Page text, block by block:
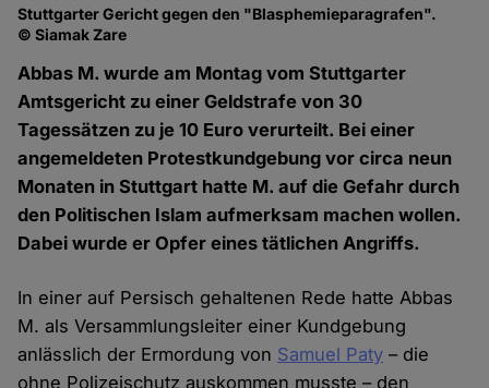
Stuttgarter Gericht gegen den "Blasphemieparagrafen".
© Siamak Zare
Abbas M. wurde am Montag vom Stuttgarter
Amtsgericht zu einer Geldstrafe von 30
Tagessätzen zu je 10 Euro verurteilt. Bei einer
angemeldeten Protestkundgebung vor circa neun
Monaten in Stuttgart hatte M. auf die Gefahr durch
den Politischen Islam aufmerksam machen wollen.
Dabei wurde er Opfer eines tätlichen Angriffs.
In einer auf Persisch gehaltenen Rede hatte Abbas
M. als Versammlungsleiter einer Kundgebung
anlässlich der Ermordung von Samuel Paty – die
ohne Polizeischutz auskommen musste – den